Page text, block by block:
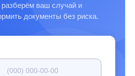
ваш случай и
документы без риска.